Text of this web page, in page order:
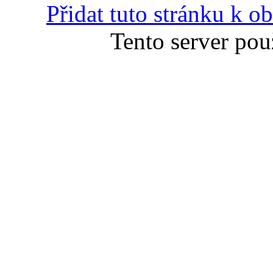
Přidat tuto stránku k
Tento server